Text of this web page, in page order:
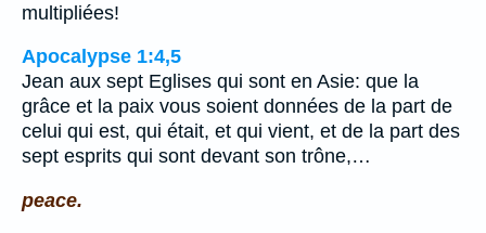
multipliées!
Apocalypse 1:4,5
Jean aux sept Eglises qui sont en Asie: que la
grâce et la paix vous soient données de la part de
celui qui est, qui était, et qui vient, et de la part des
sept esprits qui sont devant son trône,…
peace.